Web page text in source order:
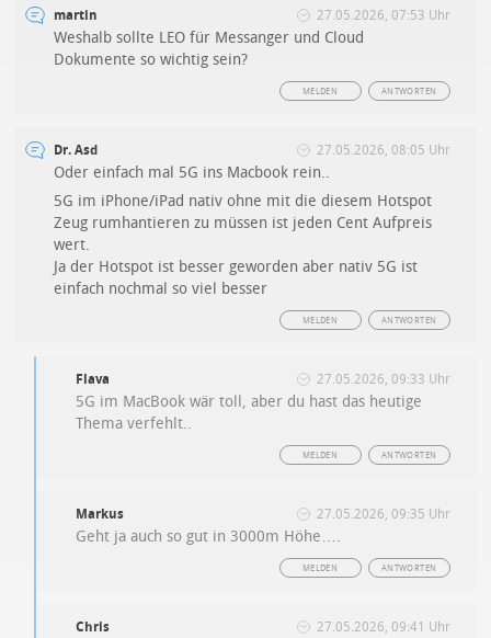
martin 27.05.2026, 07:53 Uhr
Weshalb sollte LEO für Messanger und Cloud
Dokumente so wichtig sein?
ANTWORTEN
MELDEN
Dr. Asd 27.05.2026, 08:05 Uhr
Oder einfach mal 5G ins Macbook rein..
5G im iPhone/iPad nativ ohne mit die diesem Hotspot
Zeug rumhantieren zu müssen ist jeden Cent Aufpreis
wert.
Ja der Hotspot ist besser geworden aber nativ 5G ist
einfach nochmal so viel besser
ANTWORTEN
MELDEN
Flava 27.05.2026, 09:33 Uhr
5G im MacBook wär toll, aber du hast das heutige
Thema verfehlt..
ANTWORTEN
MELDEN
Markus 27.05.2026, 09:35 Uhr
Geht ja auch so gut in 3000m Höhe….
ANTWORTEN
MELDEN
Chris 27.05.2026, 09:41 Uhr